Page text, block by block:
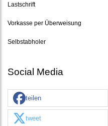
Lastschrift
Vorkasse per Überweisung
Selbstabholer
Social Media
teilen
tweet